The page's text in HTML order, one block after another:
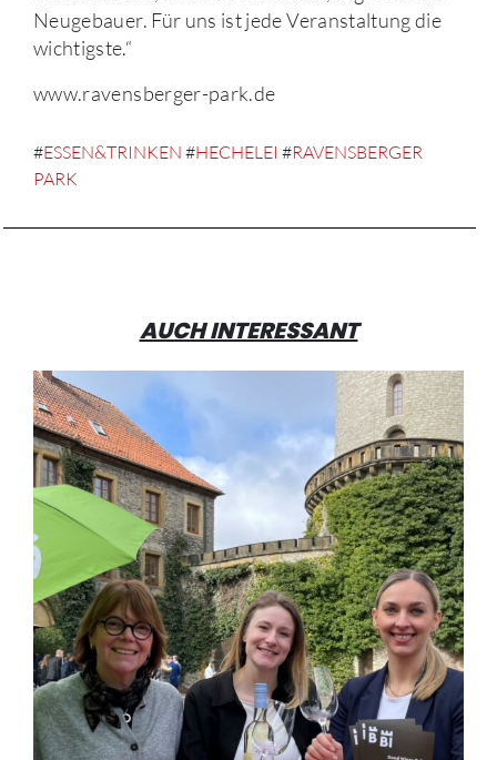
Neugebauer. Für uns ist jede Veranstaltung die
wichtigste.“
www.ravensberger-park.de
#ESSEN&TRINKEN #HECHELEI #RAVENSBERGER
PARK
AUCH INTERESSANT